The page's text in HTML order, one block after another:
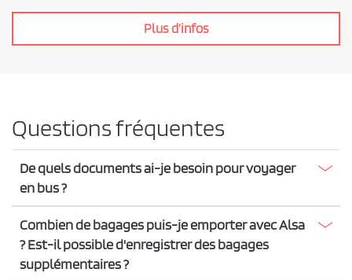
i
a
é
*
Plus d’infos
Questions fréquentes
De quels documents ai-je besoin pour voyager
en bus ?
Combien de bagages puis-je emporter avec Alsa
? Est-il possible d'enregistrer des bagages
supplémentaires ?